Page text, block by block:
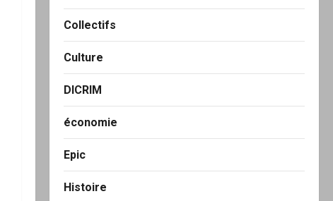
Collectifs
Culture
DICRIM
économie
Epic
Histoire